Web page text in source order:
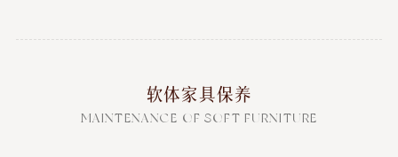
软体家具保养
MAINTENANCE OF SOFT FURNITURE